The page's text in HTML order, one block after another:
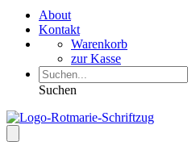
About
Kontakt
Warenkorb
zur Kasse
Suchen